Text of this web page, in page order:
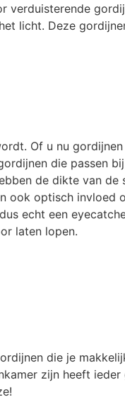
verduisterende
licht. Deze
Of u nu
die passen
de dikte van
ook optisch
echt een
laten lopen.
die je
zijn heeft